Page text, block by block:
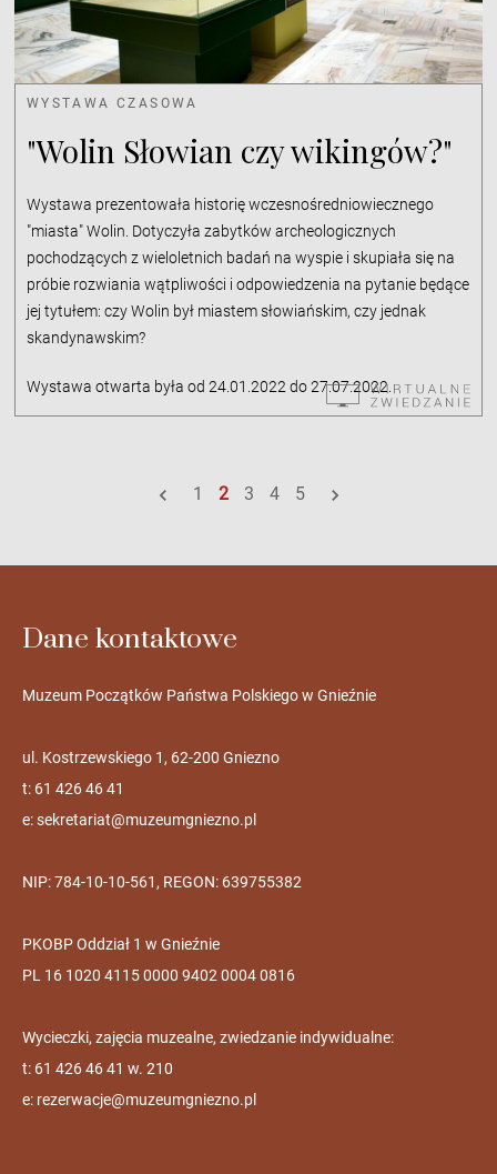
WYSTAWA CZASOWA
"Wolin Słowian czy wikingów?"
Wystawa prezentowała historię wczesnośredniowiecznego
"miasta" Wolin. Dotyczyła zabytków archeologicznych
pochodzących z wieloletnich badań na wyspie i skupiała się na
próbie rozwiania wątpliwości i odpowiedzenia na pytanie będące
jej tytułem: czy Wolin był miastem słowiańskim, czy jednak
skandynawskim?
Wystawa otwarta była od 24.01.2022 do 27.07.2022.
1 2 3 4 5
Dane kontaktowe
Muzeum Początków Państwa Polskiego w Gnieźnie
ul. Kostrzewskiego 1, 62-200 Gniezno
t: 61 426 46 41
e:sekretariat@muzeumgniezno.pl
NIP: 784-10-10-561, REGON: 639755382
PKOBP Oddział 1 w Gnieźnie
PL 16 1020 4115 0000 9402 0004 0816
Wycieczki, zajęcia muzealne, zwiedzanie indywidualne:
t: 61 426 46 41 w. 210
e: rezerwacje@muzeumgniezno.pl